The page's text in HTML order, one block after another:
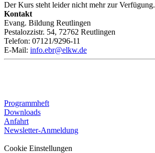
Der Kurs steht leider nicht mehr zur Verfügung.
Kontakt
Evang. Bildung Reutlingen
Pestalozzistr. 54, 72762 Reutlingen
Telefon: 07121/9296-11
E-Mail: info.ebr@elkw.de
Programmheft
Downloads
Anfahrt
Newsletter-Anmeldung
Cookie Einstellungen